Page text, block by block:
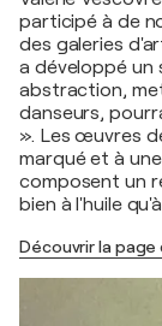
participé à de
des galeries
a développé un
abstraction,
danseurs,
». Les œuvres
marqué et à
composent un
bien à l'huile
Découvrir la page